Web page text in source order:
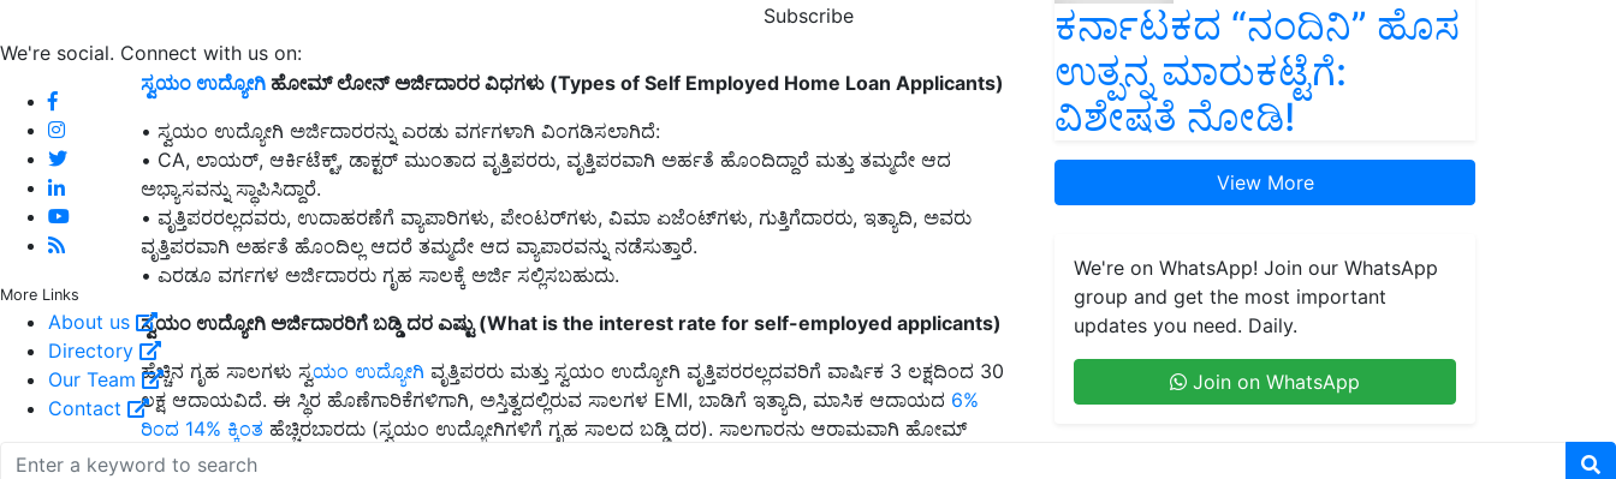
Subscribe
We're social. Connect with us on:
More Links
About us
Directory
Our Team
Contact
ಸ್ವಯಂ ಉದ್ಯೋಗಿ ಹೋಮ್ ಲೋನ್ ಅರ್ಜಿದಾರರ ವಿಧಗಳು (Types of Self Employed Home Loan Applicants)
• ಸ್ವಯಂ ಉದ್ಯೋಗಿ ಅರ್ಜಿದಾರರನ್ನು ಎರಡು ವರ್ಗಗಳಾಗಿ ವಿಂಗಡಿಸಲಾಗಿದೆ:
• CA, ಲಾಯರ್, ಆರ್ಕಿಟೆಕ್ಟ್, ಡಾಕ್ಟರ್ ಮುಂತಾದ ವೃತ್ತಿಪರರು, ವೃತ್ತಿಪರವಾಗಿ ಅರ್ಹತೆ ಹೊಂದಿದ್ದಾರೆ ಮತ್ತು ತಮ್ಮದೇ ಆದ
ಅಭ್ಯಾಸವನ್ನು ಸ್ಥಾಪಿಸಿದ್ದಾರೆ.
• ವೃತ್ತಿಪರರಲ್ಲದವರು, ಉದಾಹರಣೆಗೆ ವ್ಯಾಪಾರಿಗಳು, ಪೇಂಟರ್‌ಗಳು, ವಿಮಾ ಏಜೆಂಟ್‌ಗಳು, ಗುತ್ತಿಗೆದಾರರು, ಇತ್ಯಾದಿ, ಅವರು
ವೃತ್ತಿಪರವಾಗಿ ಅರ್ಹತೆ ಹೊಂದಿಲ್ಲ ಆದರೆ ತಮ್ಮದೇ ಆದ ವ್ಯಾಪಾರವನ್ನು ನಡೆಸುತ್ತಾರೆ.
• ಎರಡೂ ವರ್ಗಗಳ ಅರ್ಜಿದಾರರು ಗೃಹ ಸಾಲಕ್ಕೆ ಅರ್ಜಿ ಸಲ್ಲಿಸಬಹುದು.
ಸ್ವಯಂ ಉದ್ಯೋಗಿ ಅರ್ಜಿದಾರರಿಗೆ ಬಡ್ಡಿ ದರ ಎಷ್ಟು (What is the interest rate for self-employed applicants)
ಹೆಚ್ಚಿನ ಗೃಹ ಸಾಲಗಳು ಸ್ವಯಂ ಉದ್ಯೋಗಿ ವೃತ್ತಿಪರರು ಮತ್ತು ಸ್ವಯಂ ಉದ್ಯೋಗಿ ವೃತ್ತಿಪರರಲ್ಲದವರಿಗೆ ವಾರ್ಷಿಕ 3 ಲಕ್ಷದಿಂದ 30
ಲಕ್ಷ ಆದಾಯವಿದೆ. ಈ ಸ್ಥಿರ ಹೊಣೆಗಾರಿಕೆಗಳಿಗಾಗಿ, ಅಸ್ತಿತ್ವದಲ್ಲಿರುವ ಸಾಲಗಳ EMI, ಬಾಡಿಗೆ ಇತ್ಯಾದಿ, ಮಾಸಿಕ ಆದಾಯದ 6%
ರಿಂದ 14% ಕ್ಕಿಂತ ಹೆಚ್ಚಿರಬಾರದು (ಸ್ವಯಂ ಉದ್ಯೋಗಿಗಳಿಗೆ ಗೃಹ ಸಾಲದ ಬಡ್ಡಿ ದರ). ಸಾಲಗಾರನು ಆರಾಮವಾಗಿ ಹೋಮ್
ಲೋನ್ EMI ಅನ್ನು ಭರಿಸಬಹುದೆಂದು ಖಚಿತಪಡಿಸಿಕೊಳ್ಳಲು.
ಕರ್ನಾಟಕದ “ನಂದಿನಿ” ಹೊಸ
ಉತ್ಪನ್ನ ಮಾರುಕಟ್ಟೆಗೆ:
ವಿಶೇಷತೆ ನೋಡಿ!
View More
We're on WhatsApp! Join our WhatsApp
group and get the most important
updates you need. Daily.
Join on WhatsApp